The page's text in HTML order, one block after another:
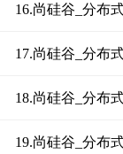
16.尚硅谷_分布
17.尚硅谷_分布
18.尚硅谷_分布
19.尚硅谷_分布